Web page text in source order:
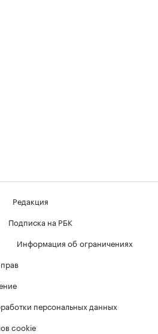
Редакция
Подписка на РБК
Информация об ограничениях
персональных данных
cookie